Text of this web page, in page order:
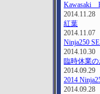
Kawasaki
2014.11.28
紅葉
2014.11.07
Ninja250
2014.10.30
臨時休業
2014.09.29
2014
2014.09.28